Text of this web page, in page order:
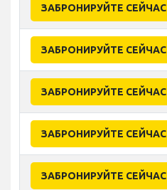
ЗАБРОНИРУЙТЕ СЕЙЧАС
ЗАБРОНИРУЙТЕ СЕЙЧАС
ЗАБРОНИРУЙТЕ СЕЙЧАС
ЗАБРОНИРУЙТЕ СЕЙЧАС
ЗАБРОНИРУЙТЕ СЕЙЧАС